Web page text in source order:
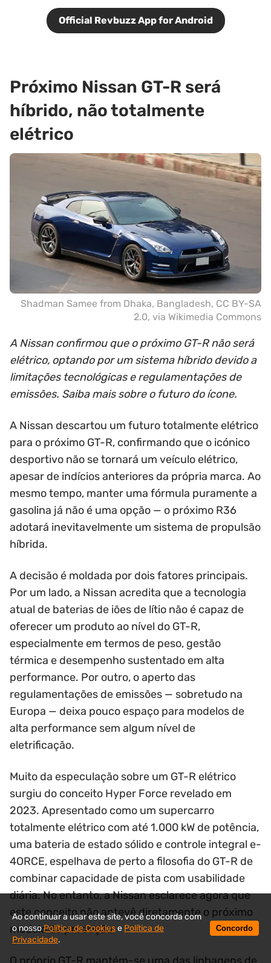
Official Revbuzz App for Android
Próximo Nissan GT-R será
híbrido, não totalmente
elétrico
Shadman Samee from Dhaka, Bangladesh, CC BY-SA
2.0, via Wikimedia Commons
A Nissan confirmou que o próximo GT-R não será
elétrico, optando por um sistema híbrido devido a
limitações tecnológicas e regulamentações de
emissões. Saiba mais sobre o futuro do ícone.
A Nissan descartou um futuro totalmente elétrico
para o próximo GT-R, confirmando que o icónico
desportivo não se tornará um veículo elétrico,
apesar de indícios anteriores da própria marca. Ao
mesmo tempo, manter uma fórmula puramente a
gasolina já não é uma opção — o próximo R36
adotará inevitavelmente um sistema de propulsão
híbrida.
A decisão é moldada por dois fatores principais.
Por um lado, a Nissan acredita que a tecnologia
atual de baterias de iões de lítio não é capaz de
oferecer um produto ao nível do GT-R,
especialmente em termos de peso, gestão
térmica e desempenho sustentado em alta
performance. Por outro, o aperto das
regulamentações de emissões — sobretudo na
Europa — deixa pouco espaço para modelos de
alta performance sem algum nível de
eletrificação.
Muito da especulação sobre um GT-R elétrico
surgiu do conceito Hyper Force revelado em
2023. Apresentado como um supercarro
totalmente elétrico com até 1.000 kW de potência,
uma bateria de estado sólido e controle integral e-
4ORCE, espelhava de perto a filosofia do GT-R de
combinar capacidade de pista com usabilidade
diária. No entanto, a Nissan esclarece agora que
este conceito não antevê diretamente o próximo
modelo de produção.
Ao continuar a usar este site, você concorda com
o nossoPolítica de Cookiese Política de
Privacidade.
Concordo